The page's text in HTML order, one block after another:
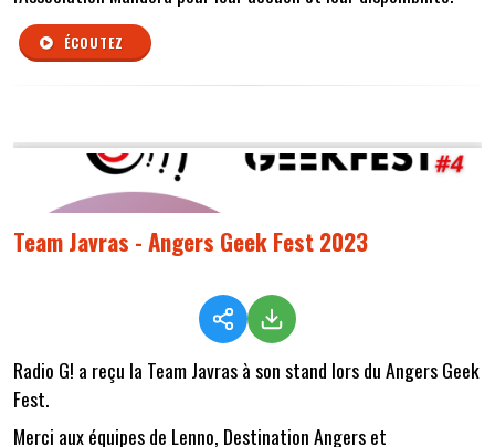
ÉCOUTEZ
Team Javras - Angers Geek Fest 2023
Radio G! a reçu la Team Javras à son stand lors du Angers Geek
Fest.
Merci aux équipes de Lenno, Destination Angers et